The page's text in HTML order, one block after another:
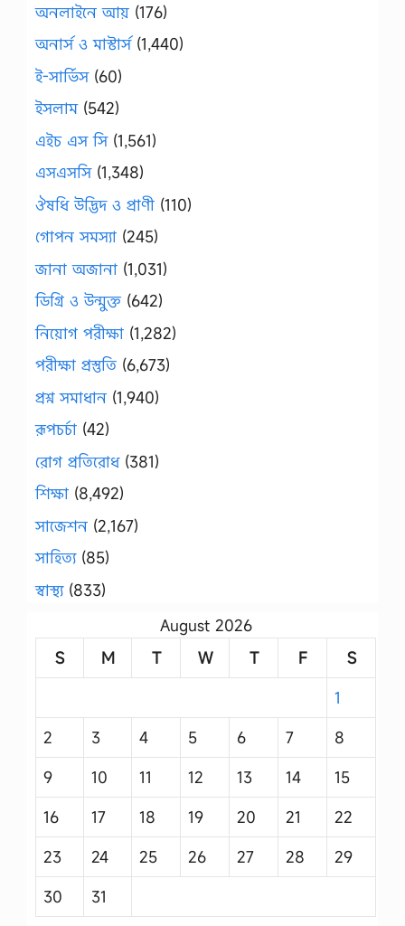
অনলাইনে আয় (176)
অনার্স ও মাস্টার্স(1,440)
ই-সার্ভিস(60)
ইসলাম(542)
এইচ এস সি(1,561)
এসএসসি(1,348)
ঔষধি উদ্ভিদ ও প্রাণী (110)
গোপন সমস্যা (245)
জানা অজানা (1,031)
ডিগ্রি ও উন্মুক্ত (642)
নিয়োগ পরীক্ষা (1,282)
পরীক্ষা প্রস্তুতি (6,673)
প্রশ্ন সমাধান (1,940)
রূপচর্চা (42)
রোগ প্রতিরোধ(381)
শিক্ষা (8,492)
সাজেশন (2,167)
সাহিত্য(85)
স্বাস্থ্য(833)
August 2026
S
M T W T F
S
1
2
3 4 5 6 7
8
9
10 11 12 13 14
15
16
17 18 19 20 21
22
23
24 25 26 27 28
29
30
31